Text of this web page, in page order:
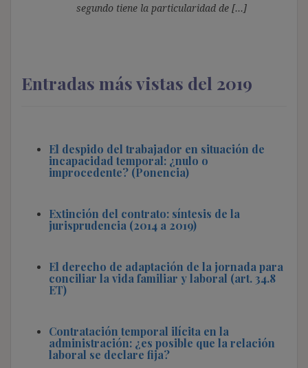
segundo tiene la particularidad de […]
Entradas más vistas del 2019
El despido del trabajador en situación de
incapacidad temporal: ¿nulo o
improcedente? (Ponencia)
Extinción del contrato: síntesis de la
jurisprudencia (2014 a 2019)
El derecho de adaptación de la jornada para
conciliar la vida familiar y laboral (art. 34.8
ET)
Contratación temporal ilícita en la
administración: ¿es posible que la relación
laboral se declare fija?